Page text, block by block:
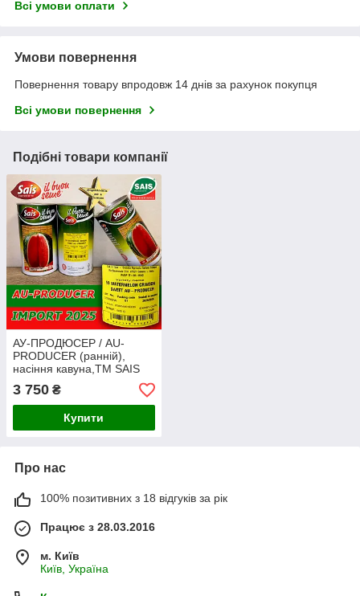
Всі умови оплати
Умови повернення
Повернення товару впродовж 14 днів за рахунок покупця
Всі умови повернення
Подібні товари компанії
АУ-ПРОДЮСЕР / AU-
PRODUCER (ранній),
насіння кавуна,ТМ SAIS
(Італія), банка 500 грам,
Імпорт 2026
3 750 ₴
Купити
Про нас
100% позитивних з 18 відгуків за рік
Працює з 28.03.2016
м. Київ
Київ, Україна